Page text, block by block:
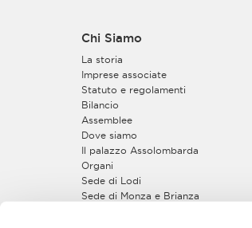
Chi Siamo
La storia
Imprese associate
Statuto e regolamenti
Bilancio
Assemblee
Dove siamo
Il palazzo Assolombarda
Organi
Sede di Lodi
Sede di Monza e Brianza